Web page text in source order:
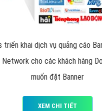
triển khai dịch vụ quảng cáo
Network cho các khách hàng
muốn đặt Banner
XEM CHI TIẾT